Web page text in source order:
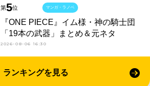
第5位
『ONE PIECE』イム様・神の騎士団
「19本の武器」まとめ＆元ネタ
2026-08-06 16:30
マンガ・ラノベ
ランキングを見る